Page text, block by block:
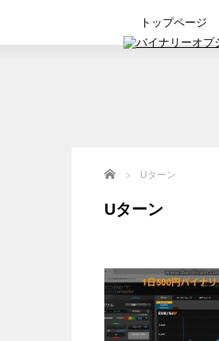
トップページ
Home Uターン
Uターン